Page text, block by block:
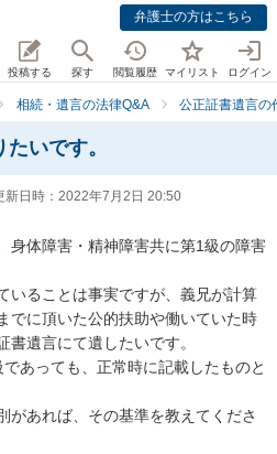
弁護士の方はこちら
投稿する 探す 閲覧履歴 マイリスト ログイン
相続・遺言の法律Q&A 公正証書遺言の
いです。
新日時： 2022年7月2日 20:50
身体障害・精神障害共に第1級の障害
いることは事実ですが、義兄が計算
でに頂いた公的扶助や働いていた時
遺言にて遺したいです。
あっても、正常時に記載したものと
があれば、その基準を教えてくださ